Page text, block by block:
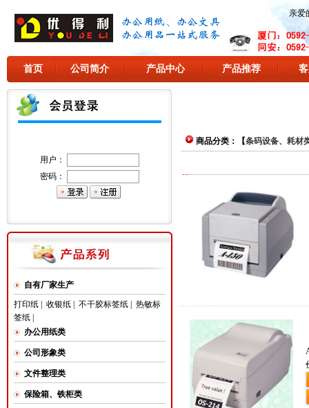
亲爱
首页 公司简介 产品中心 产品推荐
用户：
密码：
自有厂家生产
打印纸| 收银纸| 不干胶标签纸| 热敏标
签纸|
办公用纸类
公司形象类
文件整理类
保险箱、铁柜类
商品分类：【条码设备、耗材